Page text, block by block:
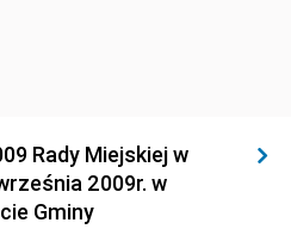
Budownictwa i Przemysłu
Infrastruktury i Rozwoju
Rady Miejskiej w
2009r. w
Gminy